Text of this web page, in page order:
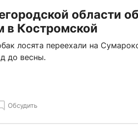
области
в Костромской
лосята переехали на
до весны.
Обсудить